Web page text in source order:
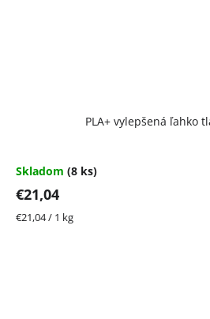
PLA+ vylepšená ľahko
Skladom (8 ks)
€21,04
Jednotková
€21,04 / 1 kg